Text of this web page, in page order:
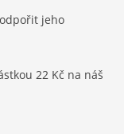
jeho
22 Kč na náš